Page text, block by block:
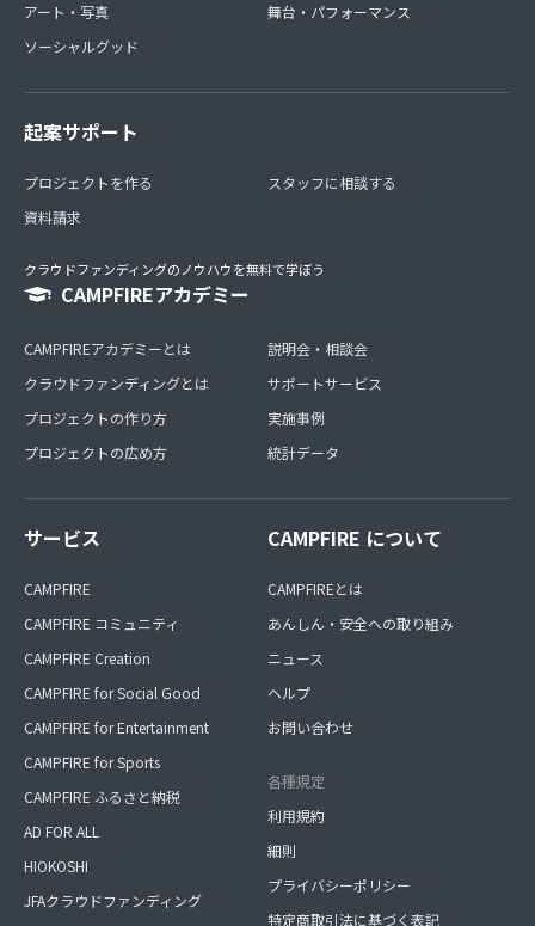
アート・写真
ソーシャルグッド
舞台・パフォーマンス
起案サポート
プロジェクトを作る
資料請求
スタッフに相談する
クラウドファンディングのノウハウを無料で学ぼう
CAMPFIREアカデミー
CAMPFIREアカデミーとは
クラウドファンディングとは
プロジェクトの作り方
プロジェクトの広め方
説明会・相談会
サポートサービス
実施事例
統計データ
サービス
CAMPFIRE
CAMPFIRE コミュニティ
CAMPFIRE Creation
CAMPFIRE for Social Good
CAMPFIRE for Entertainment
CAMPFIRE for Sports
CAMPFIRE ふるさと納税
AD FOR ALL
HIOKOSHI
JFAクラウドファンディング
CAMPFIRE について
CAMPFIREとは
あんしん・安全への取り組み
ニュース
ヘルプ
お問い合わせ
各種規定
利用規約
細則
プライバシーポリシー
特定商取引法に基づく表記